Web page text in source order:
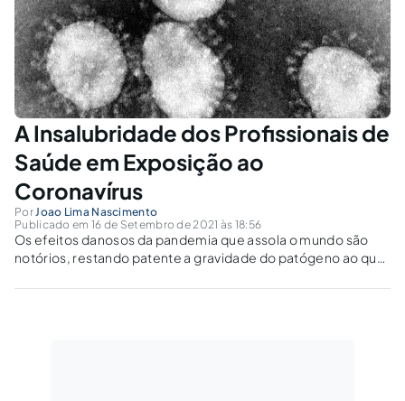
A Insalubridade dos Profissionais de
Saúde em Exposição ao
Coronavírus
PorJoao Lima Nascimento
Publicado em 16 de Setembro de 2021 às 18:56
Os efeitos danosos da pandemia que assola o mundo são
notórios, restando patente a gravidade do patógeno ao qual
infere que o percentual aplicável é de 40%, ou seja, o grau